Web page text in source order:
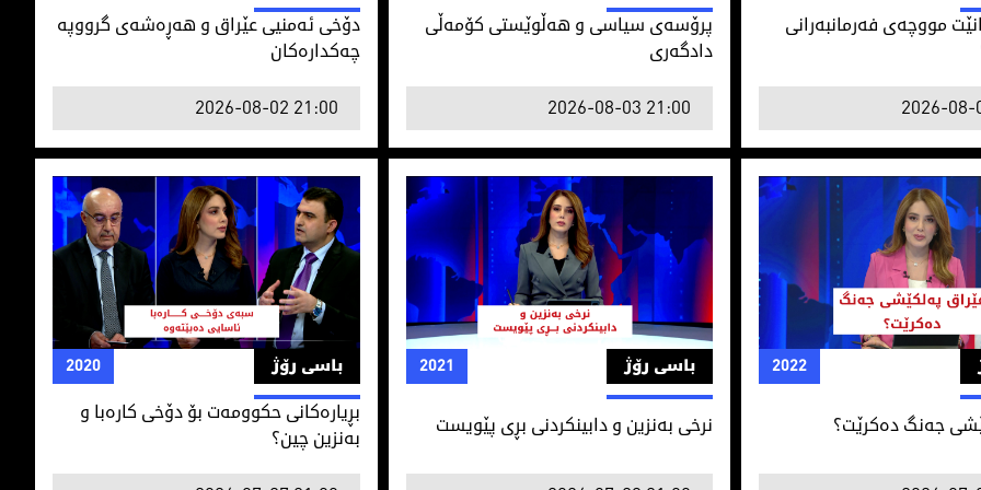
مووچەی فەرمانبەرانی
2026-
پرۆسه‌ی سیاسی و هه‌ڵوێستی كۆمه‌ڵی
دادگه‌ری
2026-08-03 21:00
دۆخی ئه‌منیی عێراق و هه‌ڕه‌شه‌ی‌ گرووپه‌
چه‌كداره‌كان
2026-08-02 21:00
جه‌نگ ده‌كرێت؟ 2022
جه‌نگ ده‌كرێت؟
نرخی بەنزین و دابینکردنی بڕی پێویست
باسی رۆژ 2021
نرخی بەنزین و دابینکردنی بڕی پێویست
بڕیاره‌كانی حكوومه‌ت بۆ دۆخی كاره‌با و به‌نزین
باسی رۆژ 2020
بڕیاره‌كانی حكوومه‌ت بۆ دۆخی كاره‌با و
به‌نزین چین؟